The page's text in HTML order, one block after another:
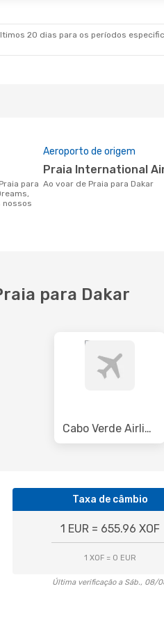
20 dias para os períodos
nossos
Aeroporto de origem
Praia International
Ao voar de Praia para Dakar
para Dakar
Cabo Verde Airlines
Taxa de câmbio
1 EUR = 655.96 XOF
1 XOF = 0 EUR
Última verificação a Sáb., 08/